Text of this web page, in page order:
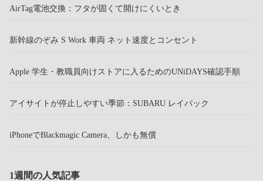
AirTag電池交換：フタが固くて開けにくいとき
新幹線のぞみ S Work 車両 ネット速度とコンセント
Apple 学生・教職員向けストアに入るためのUNiDAYS確認手順
アイサイトが停止しやすい季節：SUBARU レイバック
iPhoneでBlackmagic Camera、しかも無償
1週間の人気記事